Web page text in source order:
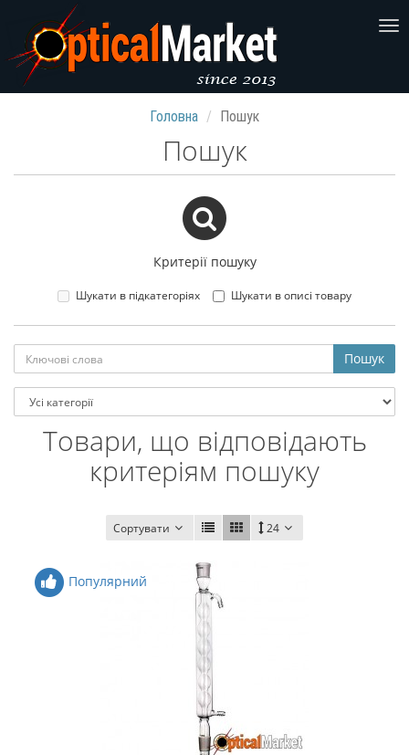
Головна Пошук
Пошук
Критерії пошуку
Шукати в підкатегоріях Шукати в описі товару
Товари, що відповідають
критеріям пошуку
Сортувати 24
Популярний